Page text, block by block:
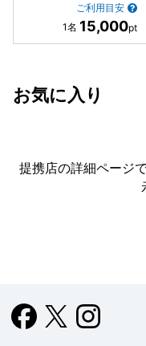
ご利用目安
15,000
お気に入り
提携店の詳細ページ